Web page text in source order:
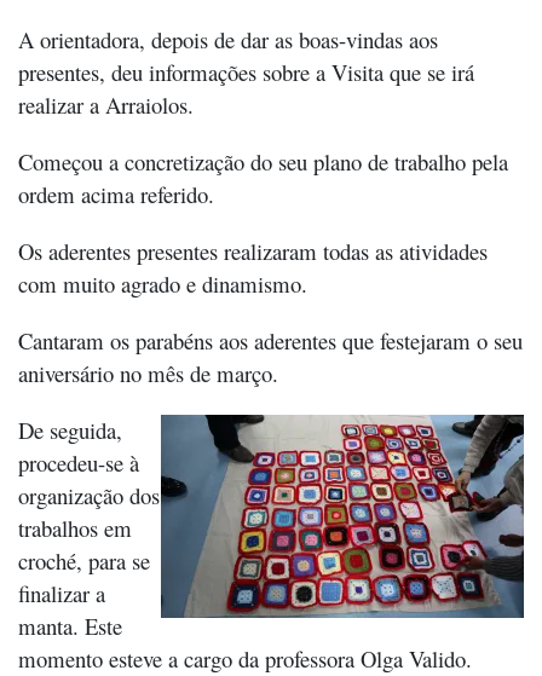
A orientadora, depois de dar as boas-vindas aos
presentes, deu informações sobre a Visita que se irá
realizar a Arraiolos.
Começou a concretização do seu plano de trabalho pela
ordem acima referido.
Os aderentes presentes realizaram todas as atividades
com muito agrado e dinamismo.
Cantaram os parabéns aos aderentes que festejaram o seu
aniversário no mês de março.
De seguida,
procedeu-se à
organização dos
trabalhos em
croché, para se
finalizar a
manta. Este
momento esteve a cargo da professora Olga Valido.